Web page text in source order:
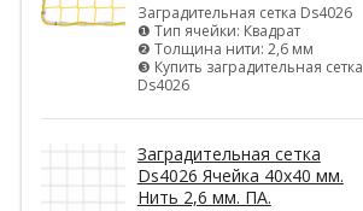
Заградительная сетка Ds4026
❶ Тип ячейки: Квадрат
❷ Толщина нити: 2,6 мм
❸ Купить заградительная сетка
Ds4026
Заградительная сетка
Ds4026 Ячейка 40х40 мм.
Нить 2,6 мм. ПА.